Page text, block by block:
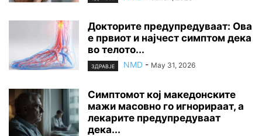
Докторите предупредуваат: Ова
е првиот и најчест симптом дека
во телото...
ЗДРАВЈЕ NMD - May 31, 2026
Симптомот кој македонските
мажи масовно го игнорираат, а
лекарите предупредуваат
дека...